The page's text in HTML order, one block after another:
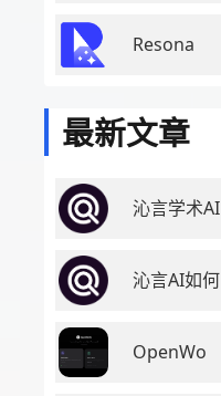
Resona
最新文章
沁言学术AI
沁言AI如何
OpenWo